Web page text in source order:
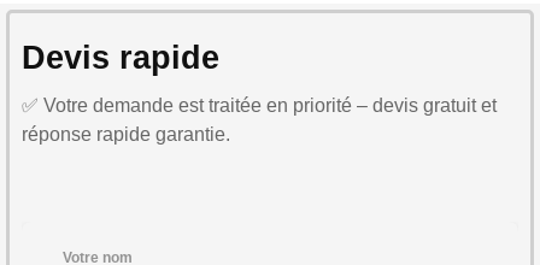
Devis rapide
✅ Votre demande est traitée en priorité – devis gratuit et
réponse rapide garantie.
Votre nom